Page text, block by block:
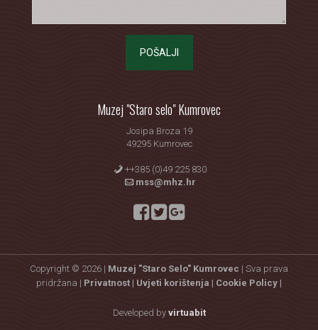
POŠALJI
Muzej "Staro selo" Kumrovec
Josipa Broza 19
49295 Kumrovec
++385 (0)49 225 830
mss@mhz.hr
Copyright © 2026 | Muzej "Staro Selo" Kumrovec | Sva prava
pridržana | Privatnost | Uvjeti korištenja | Cookie Policy |
Developed by virtuabit